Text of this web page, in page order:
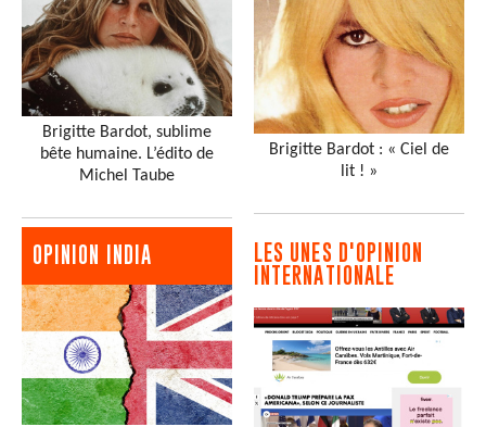
Brigitte Bardot, sublime
bête humaine. L’édito de
Michel Taube
OPINION INDIA
Brigitte Bardot : « Ciel de
lit ! »
LES UNES D'OPINION
INTERNATIONALE